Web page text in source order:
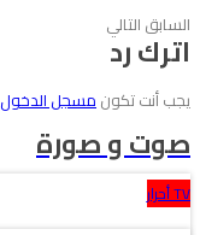
السابق التالي
اترك رد
يجب أنت تكون مسجل الدخول
صوت و صورة
TV أحرار